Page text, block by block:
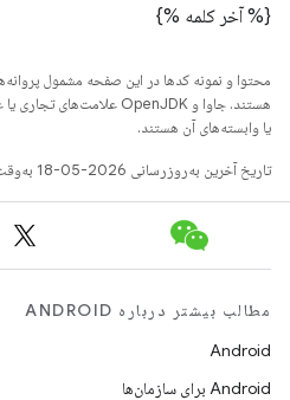
{% آخر کلمه %}
محتوا و نمونه کدها در این صفحه مشمول
یا وابسته‌های آن هستند.
تاریخ آخرین به‌روزرسانی 2026-05-18 به‌وقت ساعت هماهنگ جهانی.
مطالب بیشتر درباره ANDROID
Android
Android برای سازمان‌ها